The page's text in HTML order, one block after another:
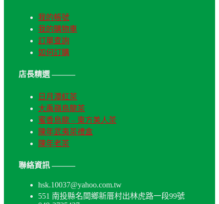
我的帳號
我的購物車
訂單查詢
如何訂購
店長精選 ———
日月潭紅茶
大禹嶺烏龍茶
蜜香烏龍 – 東方美人茶
陳年武夷茶禮盒
陳年老茶
聯絡資訊 ———
hsk.10037@yahoo.com.tw
551 南投縣名間鄉新厝村出林虎路一段99號